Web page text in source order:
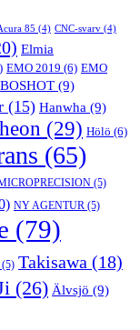
85 (4) CNC-svarv (4)
Elmia
EMO 2019 (6) EMO
(9)
(15) Hanwha (9)
(29) Hölö (6)
(65)
(5)
NY AGENTUR (5)
(79)
(5) Takisawa (18)
(26) Älvsjö (9)